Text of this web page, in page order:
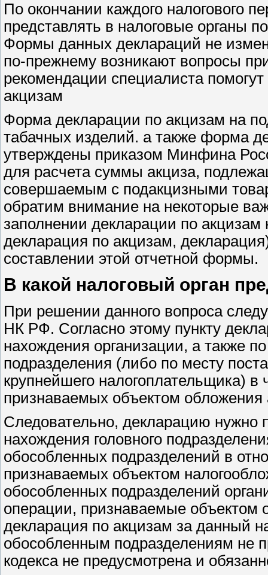
По окончании каждого налогового
представлять в налоговые органы
Формы данных деклараций не
по-прежнему возникают вопросы
рекомендации специалиста
акцизам
Форма декларации по акцизам на
табачных изделий. а также форма
утверждены приказом Минфина
для расчета суммы акциза,
совершаемым с подакцизными
обратим внимание на некоторые
заполнении декларации по
декларация по акцизам,
составлении этой отчетной формы.
В какой налоговый орган
При решении данного вопроса
НК РФ. Согласно этому пункту
нахождения организации, а также
подразделения (либо по месту
крупнейшего налогоплательщика)
признаваемых объектом обложения
Следовательно, декларацию нужно
нахождения головного
обособленных подразделений в
признаваемых объектом
обособленных подразделений
операции, признаваемые объектом
декларация по акцизам за данный
обособленным подразделениям не
кодекса не предусмотрена и